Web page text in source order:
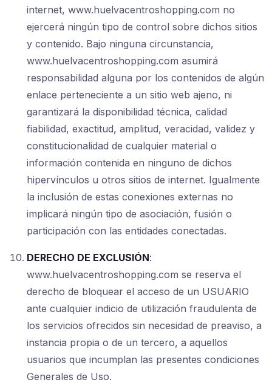
internet, www.huelvacentroshopping.com no
ejercerá ningún tipo de control sobre dichos sitios
y contenido. Bajo ninguna circunstancia,
www.huelvacentroshopping.com asumirá
responsabilidad alguna por los contenidos de algún
enlace perteneciente a un sitio web ajeno, ni
garantizará la disponibilidad técnica, calidad
fiabilidad, exactitud, amplitud, veracidad, validez y
constitucionalidad de cualquier material o
información contenida en ninguno de dichos
hipervínculos u otros sitios de internet. Igualmente
la inclusión de estas conexiones externas no
implicará ningún tipo de asociación, fusión o
participación con las entidades conectadas.
DERECHO DE EXCLUSIÓN:
www.huelvacentroshopping.com se reserva el
derecho de bloquear el acceso de un USUARIO
ante cualquier indicio de utilización fraudulenta de
los servicios ofrecidos sin necesidad de preaviso, a
instancia propia o de un tercero, a aquellos
usuarios que incumplan las presentes condiciones
Generales de Uso.